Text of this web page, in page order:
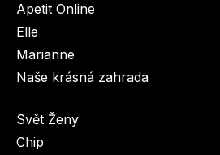
Apetit Online
Elle
Marianne
Naše krásná zahrada
Svět Ženy
Chip